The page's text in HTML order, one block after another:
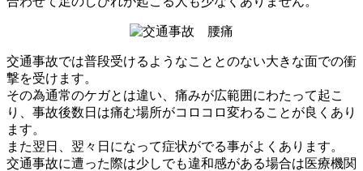
交通事故では普段受けるようなこととのない大きな面での衝
撃を受けます。
その為通常のケガとは違い、痛みが広範囲にわたって起こ
り、事故後数日は痛む場所がコロコロ変わることが良くあり
ます。
また翌日、翌々日になって症状がでる事がよくあります。
交通事故に遭った際は少しでも違和感がある場合は医療機関